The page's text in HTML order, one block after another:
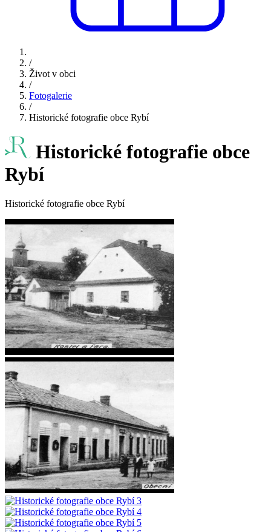
/
Život v obci
/
Fotogalerie
/
Historické fotografie obce Rybí
Historické fotografie obce
Rybí
Historické fotografie obce Rybí